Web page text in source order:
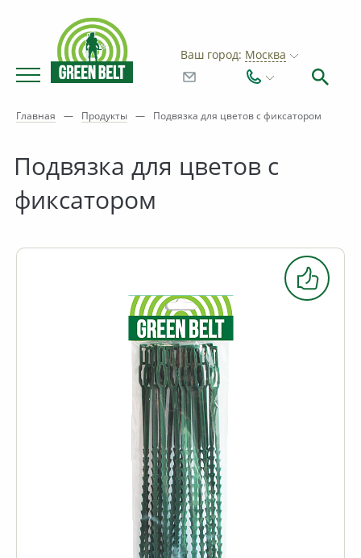
Ваш город: Москва
Главная — Продукты — Подвязка для цветов с фиксатором
Подвязка для цветов с
фиксатором